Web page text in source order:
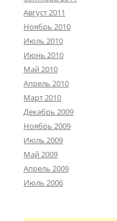
Август 2011
Ноябрь 2010
Июль 2010
Июнь 2010
Май 2010
Апрель 2010
Март 2010
Декабрь 2009
Ноябрь 2009
Июль 2009
Май 2009
Апрель 2009
Июль 2006